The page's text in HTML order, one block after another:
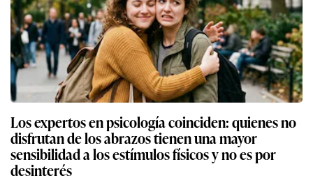
Los expertos en psicología coinciden: quienes no
disfrutan de los abrazos tienen una mayor
sensibilidad a los estímulos físicos y no es por
desinterés